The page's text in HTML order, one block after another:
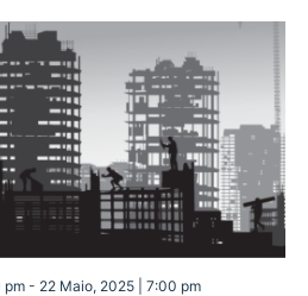
pm- 22 Maio, 2025 | 7:00 pm